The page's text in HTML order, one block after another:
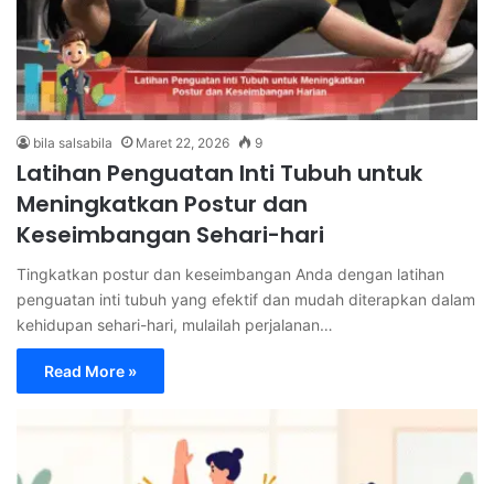
bila salsabila Maret 22, 2026 9
Latihan Penguatan Inti Tubuh untuk
Meningkatkan Postur dan
Keseimbangan Sehari-hari
Tingkatkan postur dan keseimbangan Anda dengan latihan
penguatan inti tubuh yang efektif dan mudah diterapkan dalam
kehidupan sehari-hari, mulailah perjalanan…
Read More »